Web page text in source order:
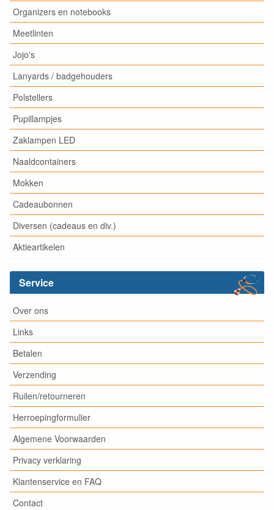
Organizers en notebooks
Meetlinten
Jojo's
Lanyards / badgehouders
Polstellers
Pupillampjes
Zaklampen LED
Naaldcontainers
Mokken
Cadeaubonnen
Diversen (cadeaus en div.)
Aktieartikelen
Service
Over ons
Links
Betalen
Verzending
Ruilen/retourneren
Herroepingformulier
Algemene Voorwaarden
Privacy verklaring
Klantenservice en FAQ
Contact